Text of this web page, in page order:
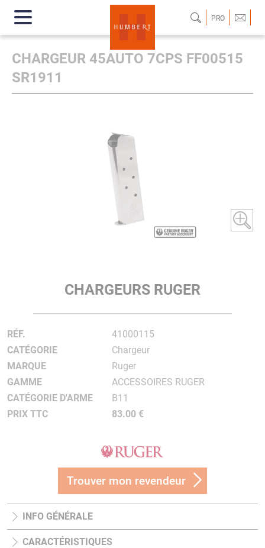
PRO
CHARGEUR 45AUTO 7CPS FF00515
SR1911
CHARGEURS RUGER
RÉF.
41000115
CATÉGORIE
Chargeur
MARQUE
Ruger
GAMME
ACCESSOIRES RUGER
CATÉGORIE D'ARME
B11
PRIX TTC
83.00 €
Trouver mon revendeur
INFO GÉNÉRALE
CARACTÉRISTIQUES